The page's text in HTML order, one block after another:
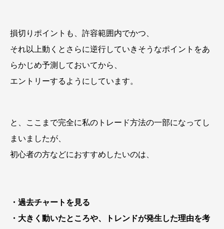
損切りポイントも、許容範囲内でかつ、
それ以上動くとさらに逆行していきそうなポイントをあ
らかじめ予測しておいてから、
エントリーするようにしています。
と、ここまで完全に私のトレード方法の一部になってし
まいましたが、
初心者の方などにおすすめしたいのは、
・過去チャートを見る
・大きく動いたところや、トレンドが発生した理由を考